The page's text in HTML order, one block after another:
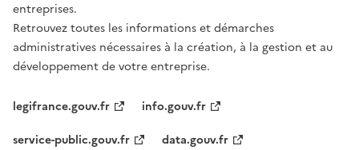
entreprises.
Retrouvez toutes les informations et démarches
administratives nécessaires à la création, à la gestion et au
développement de votre entreprise.
legifrance.gouv.fr
info.gouv.fr
service-public.gouv.fr
data.gouv.fr